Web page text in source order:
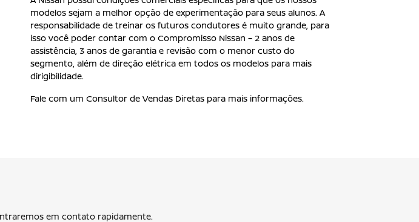
modelos sejam a melhor opção de experimentação para seus alunos. A
responsabilidade de treinar os futuros condutores é muito grande, para
isso você poder contar com o Compromisso Nissan – 2 anos de
assistência, 3 anos de garantia e revisão com o menor custo do
segmento, além de direção elétrica em todos os modelos para mais
dirigibilidade.
Fale com um Consultor de Vendas Diretas para mais informações.
em contato rapidamente.